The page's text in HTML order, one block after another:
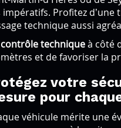
impératifs. Profitez
technique aussi
contrôle techniqueà côté
et de favoriser la
votre
pour
véhicule mérite une